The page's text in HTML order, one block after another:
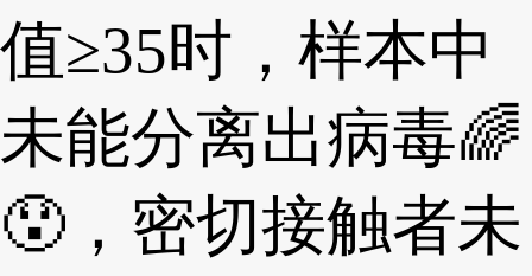
值≥35时，样本中
未能分离出病毒🌈
😯，密切接触者未